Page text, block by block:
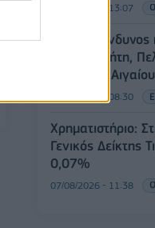
07/08/2026 - 13:07
Υψηλός
Αττική, Κρήτη,
νησιά του Αιγαίου
07/08/2026 - 08:30
Χρηματιστήριο:
Γενικός Δείκτης
0,07%
07/08/2026 - 11:38